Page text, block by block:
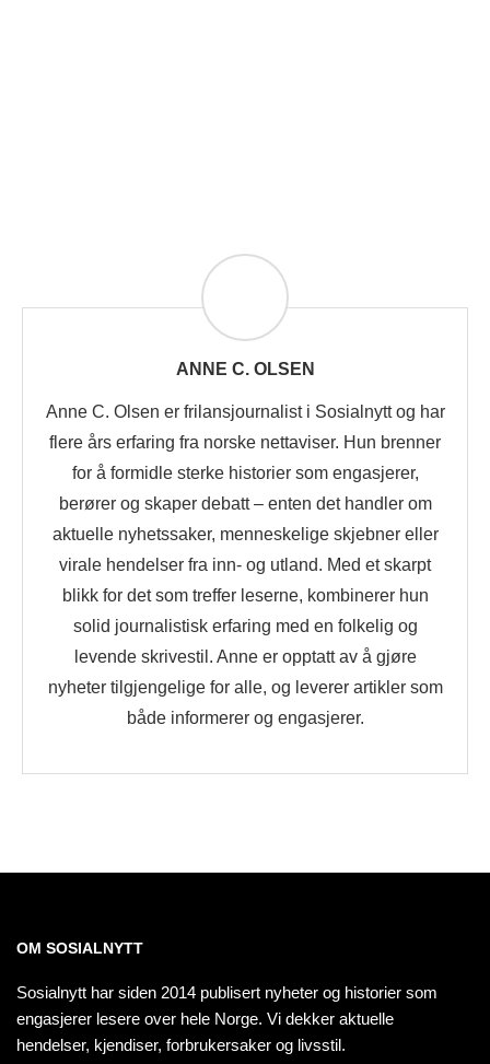
ANNE C. OLSEN
Anne C. Olsen er frilansjournalist i Sosialnytt og har
flere års erfaring fra norske nettaviser. Hun brenner
for å formidle sterke historier som engasjerer,
berører og skaper debatt – enten det handler om
aktuelle nyhetssaker, menneskelige skjebner eller
virale hendelser fra inn- og utland. Med et skarpt
blikk for det som treffer leserne, kombinerer hun
solid journalistisk erfaring med en folkelig og
levende skrivestil. Anne er opptatt av å gjøre
nyheter tilgjengelige for alle, og leverer artikler som
både informerer og engasjerer.
OM SOSIALNYTT
Sosialnytt har siden 2014 publisert nyheter og historier som
engasjerer lesere over hele Norge. Vi dekker aktuelle
hendelser, kjendiser, forbrukersaker og livsstil.